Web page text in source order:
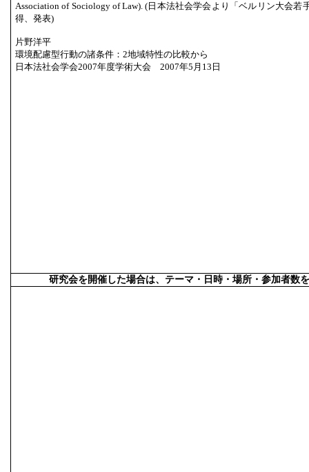
Association of Sociology of Law). (日本法社会学会より「ベルリン大会若
得、発表)
片野洋平
環境配慮型行動の諸条件：2地域特性の比較から
日本法社会学会2007年度学術大会 2007年5月13日
研究会を開催した場合は、テーマ・日時・場所・参加者数